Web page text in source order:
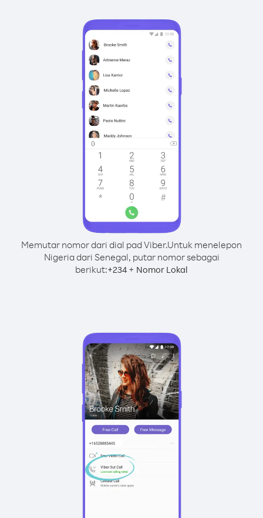
Memutar nomor dari dial pad Viber.Untuk menelepon
Nigeria dari Senegal, putar nomor sebagai
berikut:+234 + Nomor Lokal